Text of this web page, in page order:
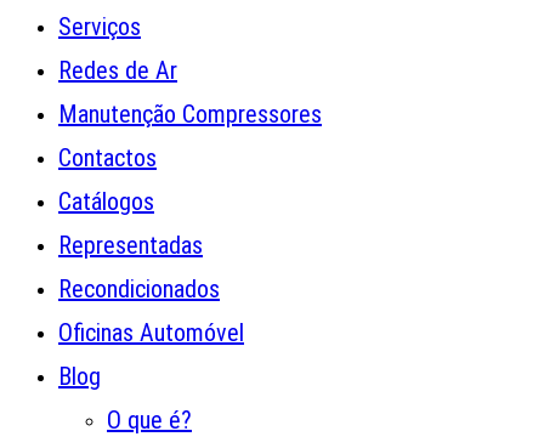
Serviços
Redes de Ar
Manutenção Compressores
Contactos
Catálogos
Representadas
Recondicionados
Oficinas Automóvel
Blog
O que é?